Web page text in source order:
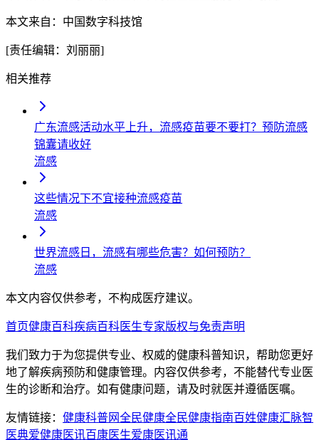
本文来自：中国数字科技馆
[责任编辑：刘丽丽]
相关推荐
广东流感活动水平上升，流感疫苗要不要打？预防流感
锦囊请收好
流感
这些情况下不宜接种流感疫苗
流感
世界流感日，流感有哪些危害？如何预防？
流感
本文内容仅供参考，不构成医疗建议。
首页健康百科疾病百科医生专家版权与免责声明
我们致力于为您提供专业、权威的健康科普知识，帮助您更好
地了解疾病预防和健康管理。内容仅供参考，不能替代专业医
生的诊断和治疗。如有健康问题，请及时就医并遵循医嘱。
友情链接： 健康科普网全民健康全民健康指南百姓健康汇脉智
医典爱健康医讯百康医生爱康医讯通